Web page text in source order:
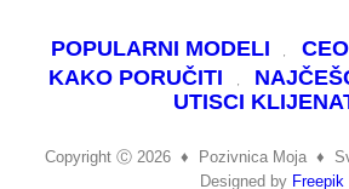
POPULARNI MODELI
KAKO PORUČITI
UTISCI
Copyright Ⓒ 2026 ♦ Pozivnica Moja ♦
Designed by Freepik